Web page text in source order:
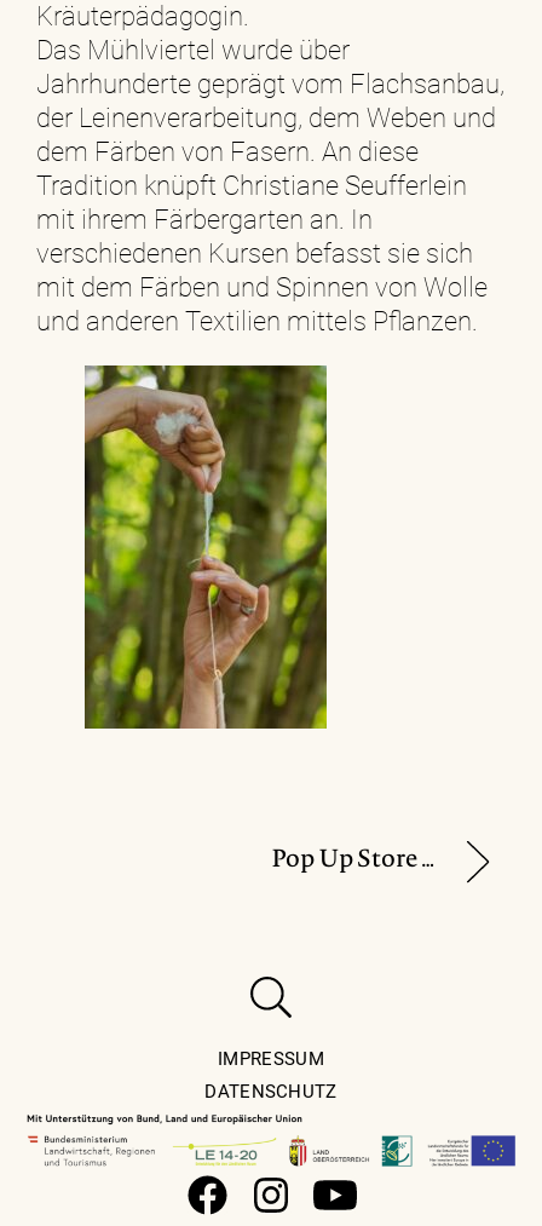
Kräuterpädagogin.
Das Mühlviertel wurde über
Jahrhunderte geprägt vom Flachsanbau,
der Leinenverarbeitung, dem Weben und
dem Färben von Fasern. An diese
Tradition knüpft Christiane Seufferlein
mit ihrem Färbergarten an. In
verschiedenen Kursen befasst sie sich
mit dem Färben und Spinnen von Wolle
und anderen Textilien mittels Pflanzen.
Pop Up Store von „Zeitlos Design“
IMPRESSUM
DATENSCHUTZ